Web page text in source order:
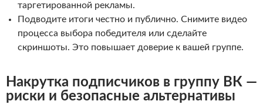
таргетированной рекламы.
Подводите итоги честно и публично. Снимите видео
процесса выбора победителя или сделайте
скриншоты. Это повышает доверие к вашей группе.
Накрутка подписчиков в группу ВК —
риски и безопасные альтернативы